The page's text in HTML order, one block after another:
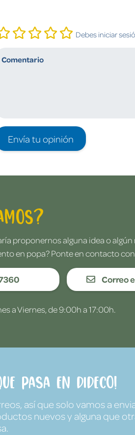
Debes iniciar
Envía tu opinión
proponernos alguna idea o
en popa? Ponte en contacto
Correo
a Viernes, de 9:00h a 17:00h.
pasa en Dideco!
así que solo vamos a
nuevos y alguna que